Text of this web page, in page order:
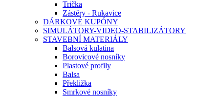
Trička
Zástěry - Rukavice
DÁRKOVÉ KUPÓNY
SIMULÁTORY-VIDEO-STABILIZÁTORY
STAVEBNÍ MATERIÁLY
Balsová kulatina
Borovicové nosníky
Plastové profily
Balsa
Překližka
Smrkové nosníky